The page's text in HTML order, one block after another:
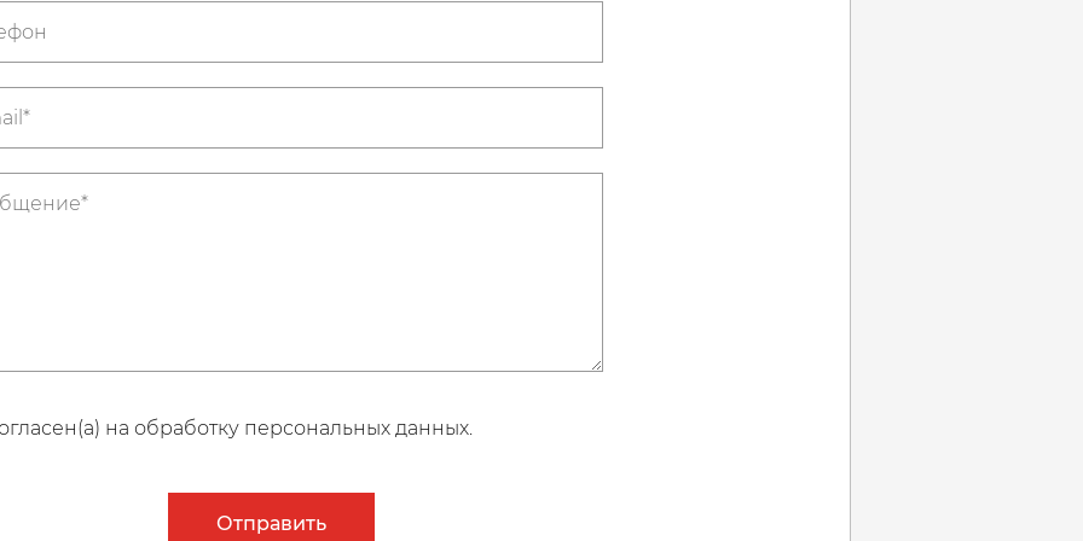
на обработку персональных данных.
Отправить